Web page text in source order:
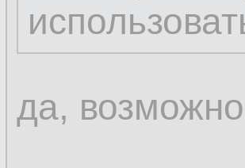
да,